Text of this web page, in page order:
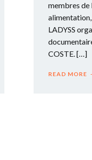
membres de
LADYSS
COSTE. […]
READ MORE